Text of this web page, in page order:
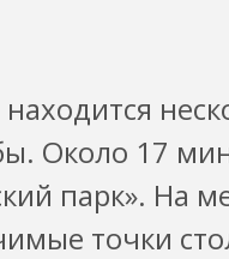
Около 17
парк». На
точки